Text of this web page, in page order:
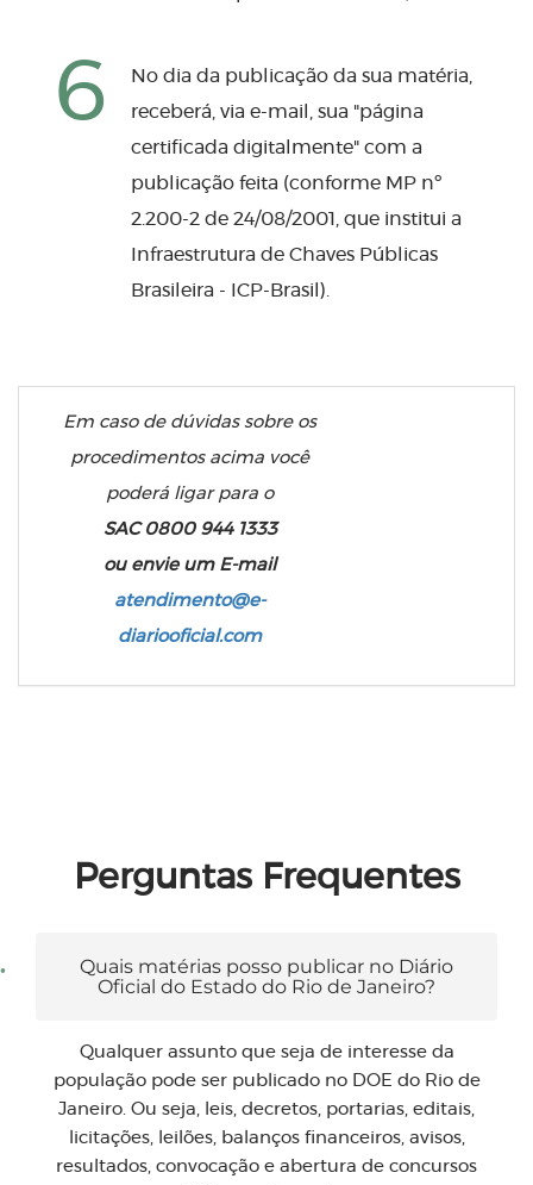
6
No dia da publicação da sua matéria,
receberá, via e-mail, sua "página
certificada digitalmente" com a
publicação feita (conforme MP nº
2.200-2 de 24/08/2001, que institui a
Infraestrutura de Chaves Públicas
Brasileira - ICP-Brasil).
Em caso de dúvidas sobre os
procedimentos acima você
poderá ligar para o
SAC 0800 944 1333
ou envie um E-mail
atendimento@e-
diariooficial.com
Perguntas Frequentes
Quais matérias posso publicar no Diário
Oficial do Estado do Rio de Janeiro?
Qualquer assunto que seja de interesse da
população pode ser publicado no DOE do Rio de
Janeiro. Ou seja, leis, decretos, portarias, editais,
licitações, leilões, balanços financeiros, avisos,
resultados, convocação e abertura de concursos